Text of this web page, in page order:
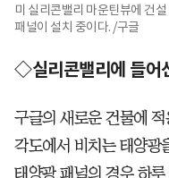
미 실리콘밸리 마운틴뷰에 건
패널이 설치 중이다. /구글
◇실리콘밸리에 들어
구글의 새로운 건물에
각도에서 비치는 태양광
태양광 패널의 경우 하